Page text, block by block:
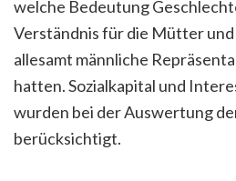
welche Bedeutung
Verständnis für die Mütter und
allesamt männliche
hatten. Sozialkapital und
wurden bei der Auswertung
berücksichtigt.